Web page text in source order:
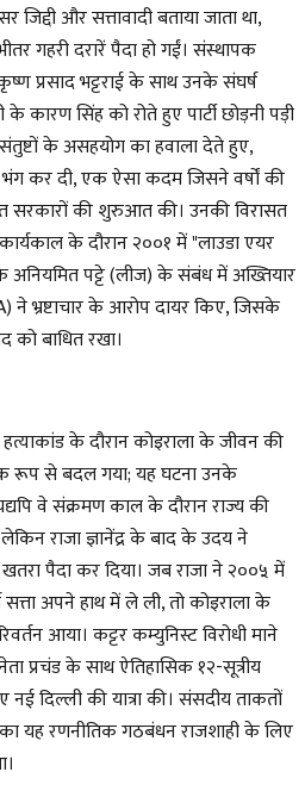
और सत्तावादी बताया जाता था,
गहरी दरारें पैदा हो गईं। संस्थापक
प्रसाद भट्टराई के साथ उनके संघर्ष
कारण सिंह को रोते हुए पार्टी छोड़नी पड़ी
के असहयोग का हवाला देते हुए,
भंग कर दी, एक ऐसा कदम जिसने वर्षों की
सरकारों की शुरुआत की। उनकी विरासत
के दौरान २००१ में "लाउडा एयर
पट्टे (लीज) के संबंध में अख्तियार
भ्रष्टाचार के आरोप दायर किए, जिसके
बाधित रखा।
के दौरान कोइराला के जीवन की
रूप से बदल गया; यह घटना उनके
वे संक्रमण काल के दौरान राज्य की
राजा ज्ञानेंद्र के बाद के उदय ने
पैदा कर दिया। जब राजा ने २००५ में
अपने हाथ में ले ली, तो कोइराला के
आया। कट्टर कम्युनिस्ट विरोधी माने
प्रचंड के साथ ऐतिहासिक १२-सूत्रीय
दिल्ली की यात्रा की। संसदीय ताकतों
का यह रणनीतिक गठबंधन राजशाही के लिए